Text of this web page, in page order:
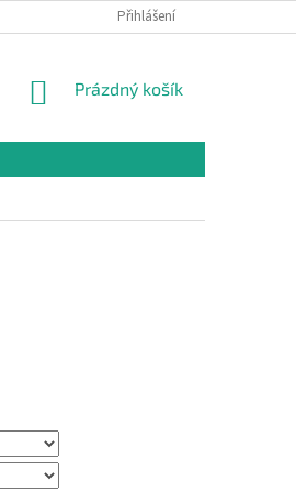
Přihlášení
NÁKUPNÍ
Prázdný košík